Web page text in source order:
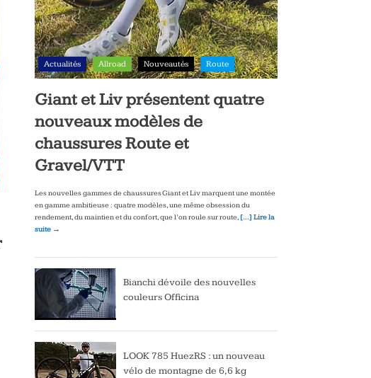
Actualités Allroad Nouveautés Route
Giant et Liv présentent quatre
nouveaux modèles de
chaussures Route et
Gravel/VTT
Les nouvelles gammes de chaussures Giant et Liv marquent une montée
en gamme ambitieuse : quatre modèles, une même obsession du
rendement, du maintien et du confort, que l’on roule sur route, […] Lire la
suite →
Bianchi dévoile des nouvelles
couleurs Officina
LOOK 785 HuezRS : un nouveau
vélo de montagne de 6,6 kg